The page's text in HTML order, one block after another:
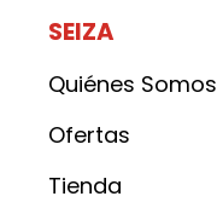
SEIZA
Quiénes Somos
Ofertas
Tienda